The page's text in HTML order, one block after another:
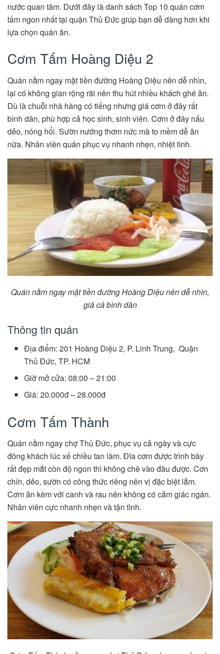
nước quan tâm. Dưới đây là danh sách Top 10 quán cơm
tấm ngon nhất tại quận Thủ Đứcgiúp bạn dễ dàng hơn khi
lựa chọn quán ăn.
Cơm Tấm Hoàng Diệu 2
Quán nằm ngay mặt tiền đường Hoàng Diệu nên dễ nhìn,
lại có không gian rộng rãi nên thu hút nhiều khách ghé ăn.
Dù là chuỗi nhà hàng có tiếng nhưng giá cơm ở đây rất
bình dân, phù hợp cả học sinh, sinh viên. Cơm ở đây nấu
dẻo, nóng hổi. Sườn nướng thơm nức mà to mềm dễ ăn
nữa. Nhân viên quán phục vụ nhanh nhẹn, nhiệt tình.
Quán nằm ngay mặt tiền đường Hoàng Diệu nên dễ nhìn,
giá cả bình dân
Thông tin quán
Địa điểm: 201 Hoàng Diệu 2, P. Linh Trung, Quận
Thủ Đức, TP. HCM
Giờ mở cửa: 08:00 – 21:00
Giá: 20.000đ – 28.000đ
Cơm Tấm Thành
Quán nằm ngay chợ Thủ Đức, phục vụ cả ngày và cực
đông khách lúc xế chiều tan làm. Đĩa cơm được trình bày
rất đẹp mắt còn độ ngon thì không chê vào đâu được. Cơn
chín, dẻo, sườn có công thức riêng nên vị đặc biệt lắm.
Cơm ăn kèm với canh và rau nên không có cảm giác ngán.
Nhân viên cực nhanh nhẹn và tận tình.